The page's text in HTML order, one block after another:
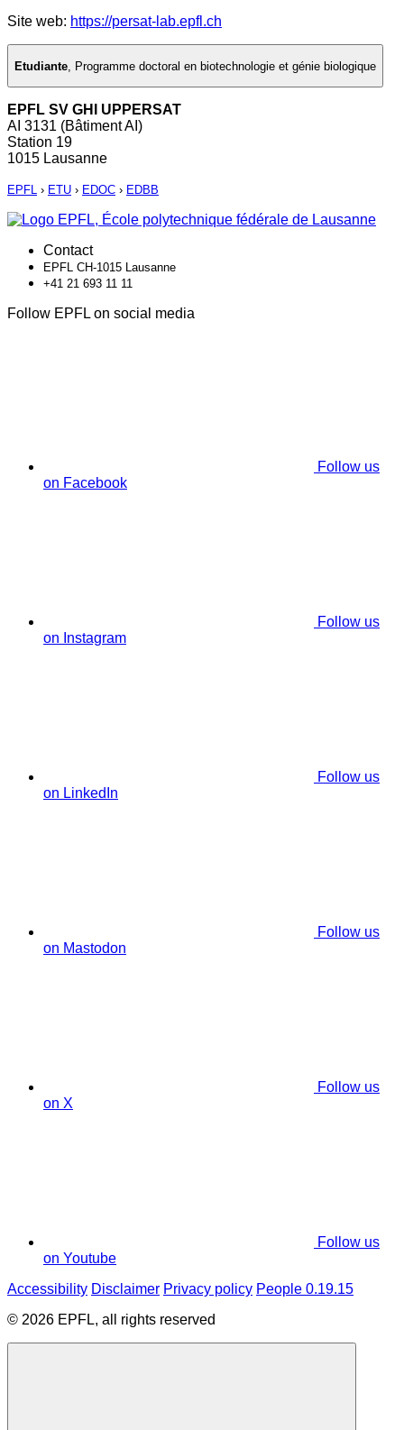
Site web: https://persat-lab.epfl.ch
Etudiante Programme doctoral en biotechnologie et génie biologique
EPFL SV GHI UPPERSAT
AI 3131 (Bâtiment AI)
Station 19
1015 Lausanne
EPFL › ETU › EDOC › EDBB
Contact
EPFL CH-1015 Lausanne
+41 21 693 11 11
Follow EPFL on social media
Follow us
on Facebook
Follow us
on Instagram
Follow us
on LinkedIn
Follow us
on Mastodon
Follow us
on X
Follow us
on Youtube
Accessibility Disclaimer Privacy policy People 0.19.15
© 2026 EPFL, all rights reserved